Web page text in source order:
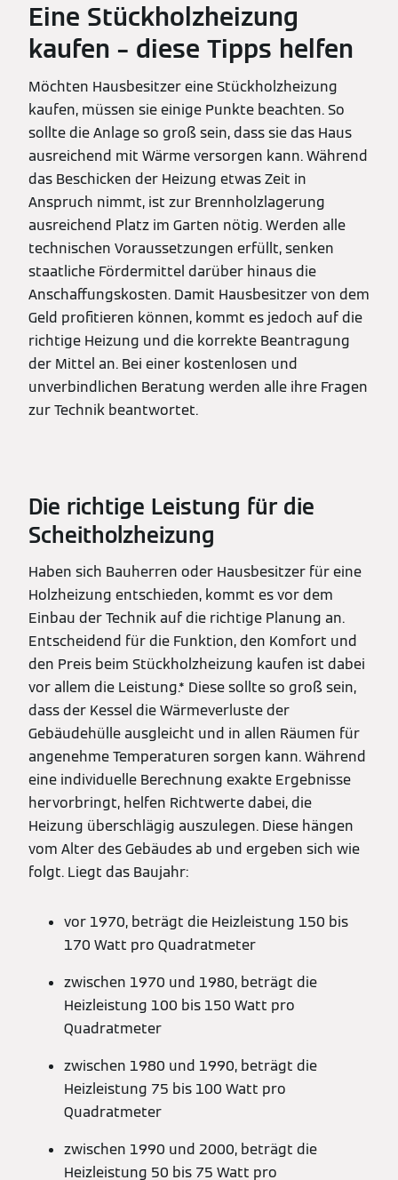
Eine Stückholzheizung
kaufen – diese Tipps helfen
Möchten Hausbesitzer eine Stückholzheizung
kaufen, müssen sie einige Punkte beachten. So
sollte die Anlage so groß sein, dass sie das Haus
ausreichend mit Wärme versorgen kann. Während
das Beschicken der Heizung etwas Zeit in
Anspruch nimmt, ist zur Brennholzlagerung
ausreichend Platz im Garten nötig. Werden alle
technischen Voraussetzungen erfüllt, senken
staatliche Fördermittel darüber hinaus die
Anschaffungskosten. Damit Hausbesitzer von dem
Geld profitieren können, kommt es jedoch auf die
richtige Heizung und die korrekte Beantragung
der Mittel an. Bei einer kostenlosen und
unverbindlichen Beratung werden alle ihre Fragen
zur Technik beantwortet.
Die richtige Leistung für die
Scheitholzheizung
Haben sich Bauherren oder Hausbesitzer für eine
Holzheizung entschieden, kommt es vor dem
Einbau der Technik auf die richtige Planung an.
Entscheidend für die Funktion, den Komfort und
den Preis beim Stückholzheizung kaufen ist dabei
vor allem die Leistung.* Diese sollte so groß sein,
dass der Kessel die Wärmeverluste der
Gebäudehülle ausgleicht und in allen Räumen für
angenehme Temperaturen sorgen kann. Während
eine individuelle Berechnung exakte Ergebnisse
hervorbringt, helfen Richtwerte dabei, die
Heizung überschlägig auszulegen. Diese hängen
vom Alter des Gebäudes ab und ergeben sich wie
folgt. Liegt das Baujahr:
vor 1970, beträgt die Heizleistung 150 bis
170 Watt pro Quadratmeter
zwischen 1970 und 1980, beträgt die
Heizleistung 100 bis 150 Watt pro
Quadratmeter
zwischen 1980 und 1990, beträgt die
Heizleistung 75 bis 100 Watt pro
Quadratmeter
zwischen 1990 und 2000, beträgt die
Heizleistung 50 bis 75 Watt pro